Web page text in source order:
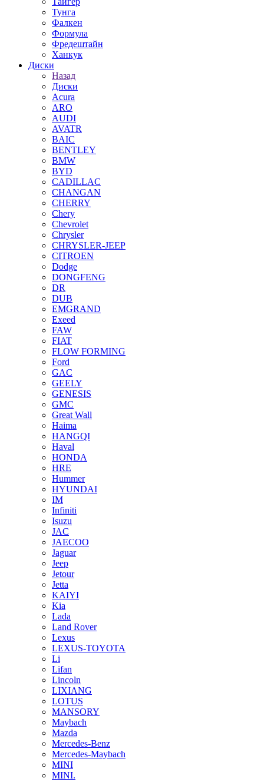
Тунга
Фалкен
Формула
Фредештайн
Ханкук
Диски
Назад
Диски
Acura
ARO
AUDI
AVATR
BAIC
BENTLEY
BMW
BYD
CADILLAC
CHANGAN
CHERRY
Chery
Chevrolet
Chrysler
CHRYSLER-JEEP
CITROEN
Dodge
DONGFENG
DR
DUB
EMGRAND
Exeed
FAW
FIAT
FLOW FORMING
Ford
GAC
GEELY
GENESIS
GMC
Great Wall
Haima
HANGQI
Haval
HONDA
HRE
Hummer
HYUNDAI
IM
Infiniti
Isuzu
JAC
JAECOO
Jaguar
Jeep
Jetour
Jetta
KAIYI
Kia
Lada
Land Rover
Lexus
LEXUS-TOYOTA
Li
Lifan
Lincoln
LIXIANG
LOTUS
MANSORY
Maybach
Mazda
Mercedes-Benz
Mercedes-Maybach
MINI
MINI.